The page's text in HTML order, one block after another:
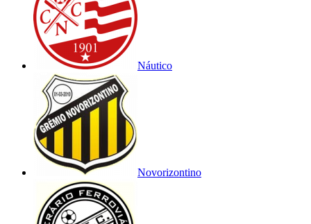
Náutico
Novorizontino